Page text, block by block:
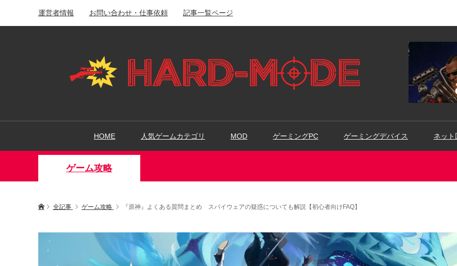
運営者情報 お問い合わせ・仕事依頼 記事一覧ページ
HOME 人気ゲームカテゴリ MOD ゲーミングPC ゲーミングデバイス ネット
ゲーム攻略
全記事 ゲーム攻略 『原神』よくある質問まとめ スパイウェアの疑惑についても解説【初心者向けFAQ】